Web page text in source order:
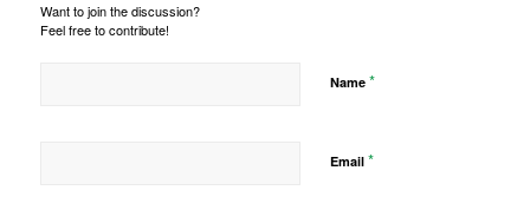
Want to join the discussion?
Feel free to contribute!
Name *
Email *